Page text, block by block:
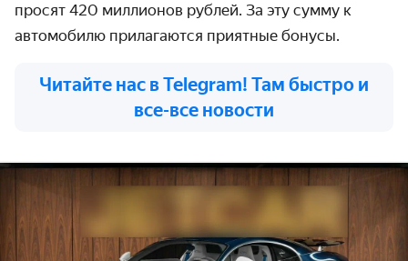
просят 420 миллионов рублей. За эту сумму к
автомобилю прилагаются приятные бонусы.
Читайте нас в Telegram! Там быстро и
все-все новости